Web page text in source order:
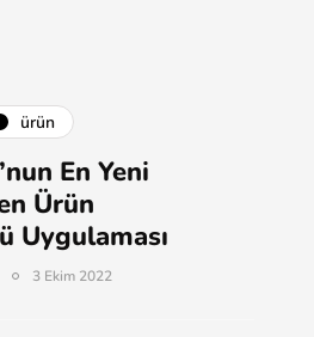
ürün
En Yeni
Ürün
Uygulaması
3 Ekim 2022